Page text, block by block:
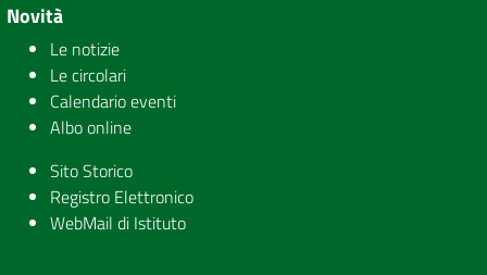
Novità
Le notizie
Le circolari
Calendario eventi
Albo online
Sito Storico
Registro Elettronico
WebMail di Istituto